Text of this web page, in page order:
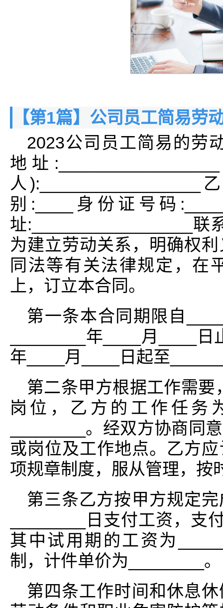
【第1篇】公司员工简易劳
2023公司员工简易的劳
地址
人):_________________
别:____身份证号码
址:_________________联
为建立劳动关系，明确权
同法等有关法律规定，在
上，订立本合同。
第一条本合同期限自
________年____月____
年____月____日起至
第二条甲方根据工作需
岗位，乙方的工作任务
________。经双方协商同
或岗位及工作地点。乙方
项规章制度，服从管理，按
第三条乙方按甲方规定
________日支付工资，支
其中试用期的工资为
制，计件单价为________。
第四条工作时间和休息